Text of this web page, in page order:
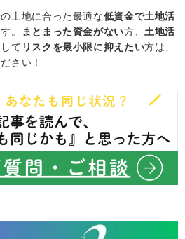
土地に合った最適な低資金で土地活
。 まとまった資金がない方、土地活
て リスクを最小限に抑えたい方は、
さい！